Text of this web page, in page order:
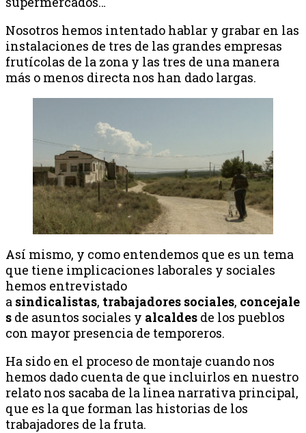
Nosotros hemos intentado hablar y grabar en las
instalaciones de tres de las grandes empresas
frutícolas de la zona y las tres de una manera
más o menos directa nos han dado largas.
Así mismo, y como entendemos que es un tema
que tiene implicaciones laborales y sociales
hemos entrevistado
a sindicalistas, trabajadores sociales, concejale
s de asuntos sociales y alcaldes de los pueblos
con mayor presencia de temporeros.
Ha sido en el proceso de montaje cuando nos
hemos dado cuenta de que incluirlos en nuestro
relato nos sacaba de la linea narrativa principal,
que es la que forman las historias de los
trabajadores de la fruta.